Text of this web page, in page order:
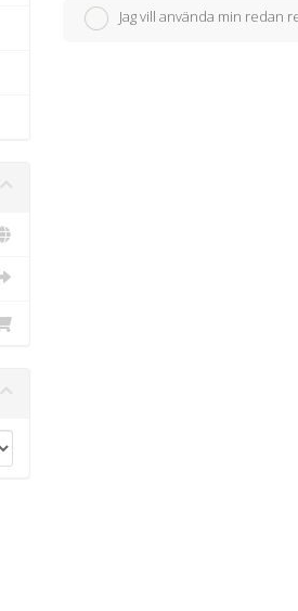
Jag vill använda min redan